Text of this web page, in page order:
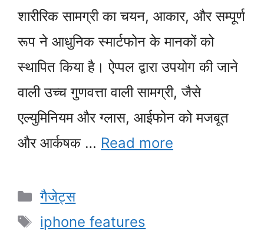
शारीरिक सामग्री का चयन, आकार, और सम्पूर्ण
रूप ने आधुनिक स्मार्टफोन के मानकों को
स्थापित किया है। ऐप्पल द्वारा उपयोग की जाने
वाली उच्च गुणवत्ता वाली सामग्री, जैसे
एल्युमिनियम और ग्लास, आईफोन को मजबूत
और आर्कषक … Read more
Categories
गैजेट्स
Tags
iphone features